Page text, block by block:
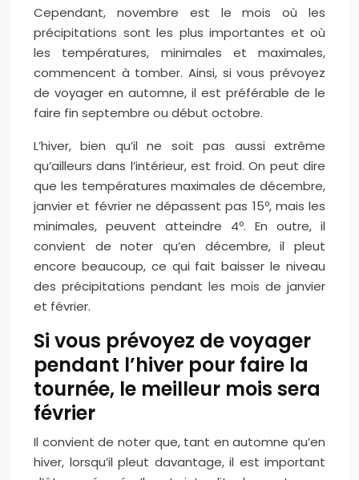
Cependant, novembre est le mois où les
précipitations sont les plus importantes et où
les températures, minimales et maximales,
commencent à tomber. Ainsi, si vous prévoyez
de voyager en automne, il est préférable de le
faire fin septembre ou début octobre.
L’hiver, bien qu’il ne soit pas aussi extrême
qu’ailleurs dans l’intérieur, est froid. On peut dire
que les températures maximales de décembre,
janvier et février ne dépassent pas 15º, mais les
minimales, peuvent atteindre 4º. En outre, il
convient de noter qu’en décembre, il pleut
encore beaucoup, ce qui fait baisser le niveau
des précipitations pendant les mois de janvier
et février.
Si vous prévoyez de voyager
pendant l’hiver pour faire la
tournée, le meilleur mois sera
février
Il convient de noter que, tant en automne qu’en
hiver, lorsqu’il pleut davantage, il est important